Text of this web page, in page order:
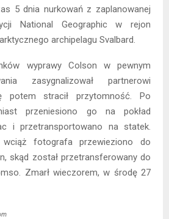
5 dnia nurkowań z zaplanowanej
National Geographic w rejon
archipelagu Svalbard.
wyprawy Colson w pewnym
zasygnalizował partnerowi
potem stracił przytomność. Po
przeniesiono go na pokład
i przetransportowano na statek.
wciąż fotografa przewieziono do
skąd został przetransferowany do
Zmarł wieczorem, w środę 27